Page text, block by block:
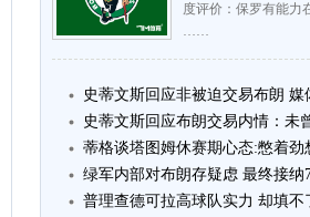
度评价：保罗有能力
……
史蒂文斯回应非被迫交易布朗 媒
史蒂文斯回应布朗交易内情：未
蒂格谈塔图姆休赛期心态:憋着劲
绿军内部对布朗存疑虑 最终接纳
普理查德可拉高球队实力 却填不